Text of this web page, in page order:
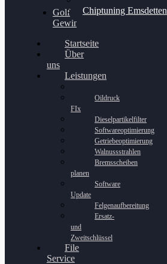
Chiptuning Emsdetten
Golf
Gewinnspiel
Startseite
Über
uns
Leistungen
Oildruck
FIx
Dieselpartikelfilter
Softwareoptimierung
Getriebeoptimierung
Walnussstrahlen
Bremsscheiben
planen
Software
Update
Felgenaufbereitung
Ersatz-
und
Zweitschlüssel
File
Service